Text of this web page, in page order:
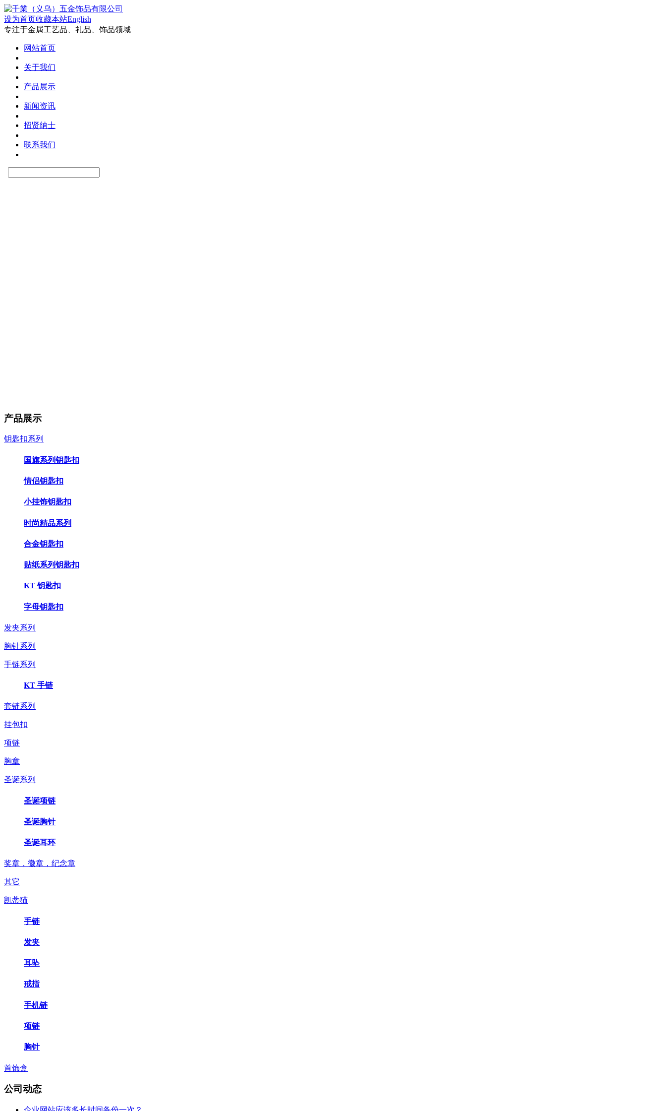
设为首页收藏本站English
专注于金属工艺品、礼品、饰品领域
网站首页
关于我们
产品展示
新闻资讯
招贤纳士
联系我们
产品展示
钥匙扣系列
国旗系列钥匙扣
情侣钥匙扣
小挂饰钥匙扣
时尚精品系列
合金钥匙扣
贴纸系列钥匙扣
KT 钥匙扣
字母钥匙扣
发夹系列
胸针系列
手链系列
KT 手链
套链系列
挂包扣
项链
胸章
圣诞系列
圣诞项链
圣诞胸针
圣诞耳环
奖章，徽章，纪念章
其它
凯蒂猫
手链
发夹
耳坠
戒指
手机链
项链
胸针
首饰盒
公司动态